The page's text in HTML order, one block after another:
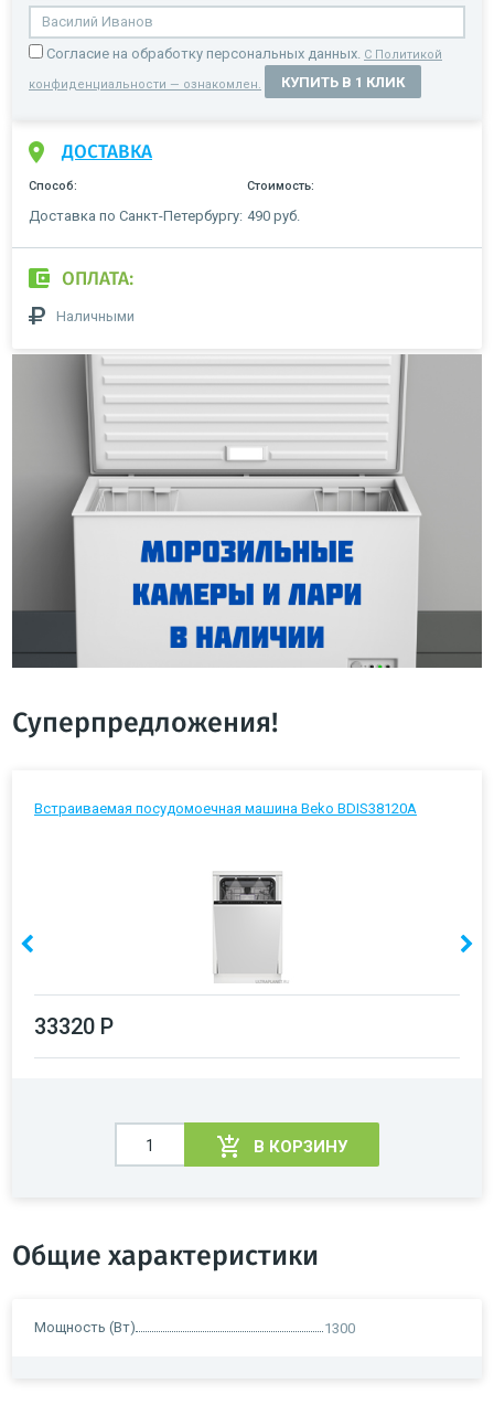
Cогласие на обработку персональных данных. С Политикой
конфиденциальности — ознакомлен. КУПИТЬ В 1 КЛИК
ДОСТАВКА
Способ: Стоимость:
Доставка по Санкт-Петербургу: 490 руб.
ОПЛАТА:
Наличными
Суперпредложения!
Встраиваемая посудомоечная машина Beko BDIS38120A
33320 Р
В КОРЗИНУ
Общие характеристики
Мощность (Вт) 1300